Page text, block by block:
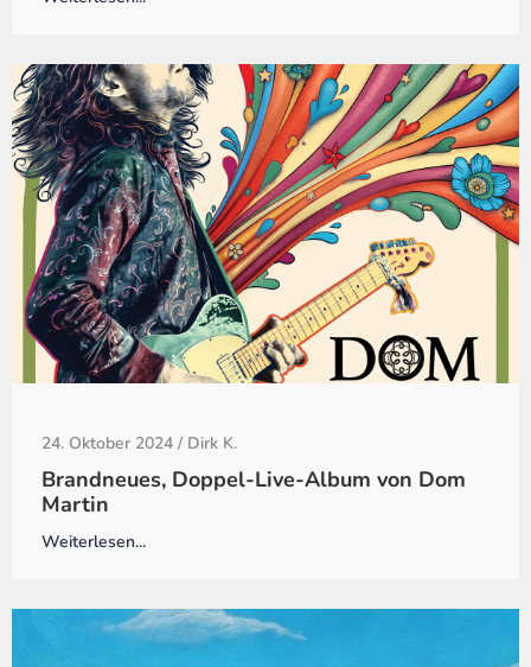
24. Oktober 2024 / Dirk K.
Brandneues, Doppel-Live-Album von Dom
Martin
Weiterlesen...